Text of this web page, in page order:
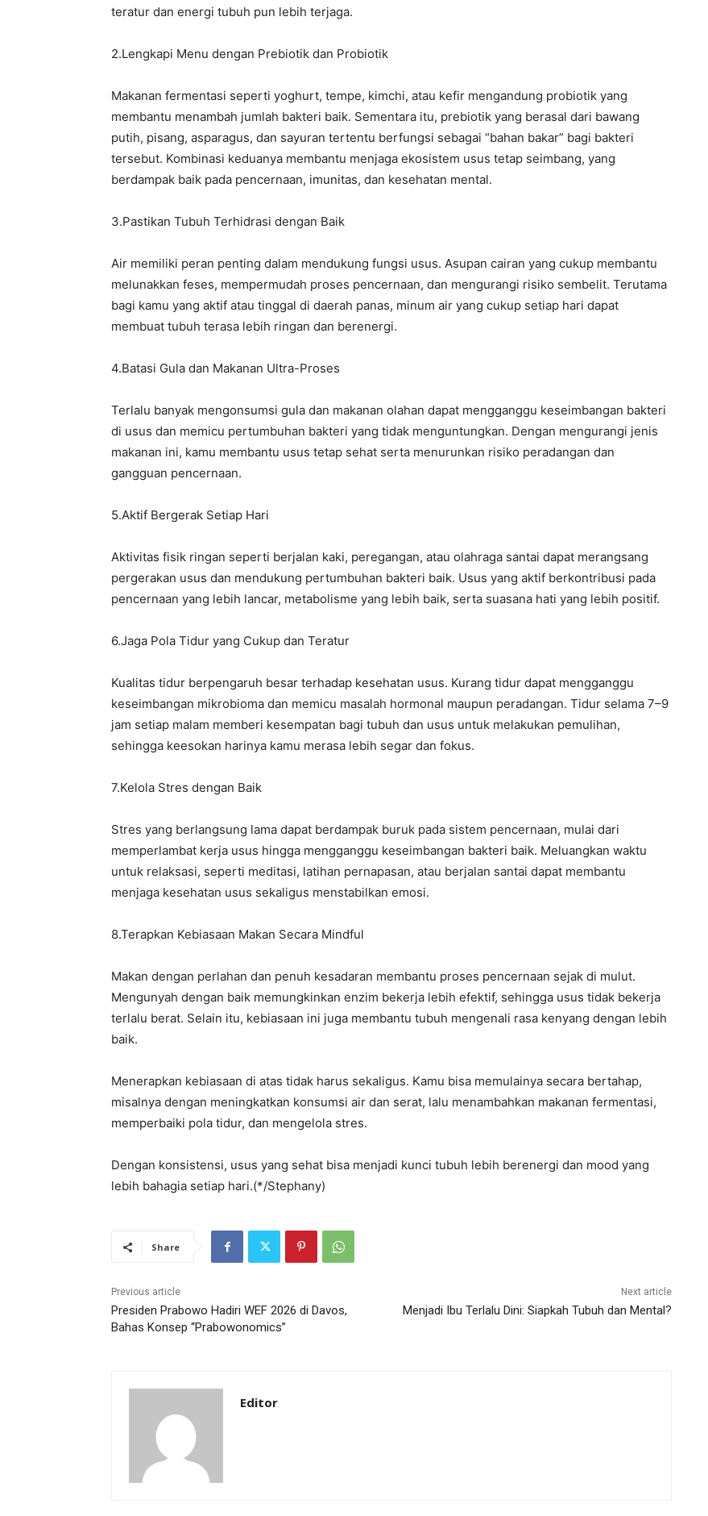
teratur dan energi tubuh pun lebih terjaga.
‎2.Lengkapi Menu dengan Prebiotik dan Probiotik
‎Makanan fermentasi seperti yoghurt, tempe, kimchi, atau kefir mengandung probiotik yang
membantu menambah jumlah bakteri baik. Sementara itu, prebiotik yang berasal dari bawang
putih, pisang, asparagus, dan sayuran tertentu berfungsi sebagai “bahan bakar” bagi bakteri
tersebut. Kombinasi keduanya membantu menjaga ekosistem usus tetap seimbang, yang
berdampak baik pada pencernaan, imunitas, dan kesehatan mental.
‎3.Pastikan Tubuh Terhidrasi dengan Baik
‎Air memiliki peran penting dalam mendukung fungsi usus. Asupan cairan yang cukup membantu
melunakkan feses, mempermudah proses pencernaan, dan mengurangi risiko sembelit. Terutama
bagi kamu yang aktif atau tinggal di daerah panas, minum air yang cukup setiap hari dapat
membuat tubuh terasa lebih ringan dan berenergi.
‎4.Batasi Gula dan Makanan Ultra-Proses
‎Terlalu banyak mengonsumsi gula dan makanan olahan dapat mengganggu keseimbangan bakteri
di usus dan memicu pertumbuhan bakteri yang tidak menguntungkan. Dengan mengurangi jenis
makanan ini, kamu membantu usus tetap sehat serta menurunkan risiko peradangan dan
gangguan pencernaan.
‎5.Aktif Bergerak Setiap Hari
‎Aktivitas fisik ringan seperti berjalan kaki, peregangan, atau olahraga santai dapat merangsang
pergerakan usus dan mendukung pertumbuhan bakteri baik. Usus yang aktif berkontribusi pada
pencernaan yang lebih lancar, metabolisme yang lebih baik, serta suasana hati yang lebih positif.
‎6.Jaga Pola Tidur yang Cukup dan Teratur
‎Kualitas tidur berpengaruh besar terhadap kesehatan usus. Kurang tidur dapat mengganggu
keseimbangan mikrobioma dan memicu masalah hormonal maupun peradangan. Tidur selama 7–9
jam setiap malam memberi kesempatan bagi tubuh dan usus untuk melakukan pemulihan,
sehingga keesokan harinya kamu merasa lebih segar dan fokus.
‎7.Kelola Stres dengan Baik
‎Stres yang berlangsung lama dapat berdampak buruk pada sistem pencernaan, mulai dari
memperlambat kerja usus hingga mengganggu keseimbangan bakteri baik. Meluangkan waktu
untuk relaksasi, seperti meditasi, latihan pernapasan, atau berjalan santai dapat membantu
menjaga kesehatan usus sekaligus menstabilkan emosi.
‎8.Terapkan Kebiasaan Makan Secara Mindful
‎Makan dengan perlahan dan penuh kesadaran membantu proses pencernaan sejak di mulut.
Mengunyah dengan baik memungkinkan enzim bekerja lebih efektif, sehingga usus tidak bekerja
terlalu berat. Selain itu, kebiasaan ini juga membantu tubuh mengenali rasa kenyang dengan lebih
baik.
‎Menerapkan kebiasaan di atas tidak harus sekaligus. Kamu bisa memulainya secara bertahap,
misalnya dengan meningkatkan konsumsi air dan serat, lalu menambahkan makanan fermentasi,
memperbaiki pola tidur, dan mengelola stres.
Dengan konsistensi, usus yang sehat bisa menjadi kunci tubuh lebih berenergi dan mood yang
lebih bahagia setiap hari.(*/Stephany)
Share
Previous article
Presiden Prabowo Hadiri WEF 2026 di Davos,
Bahas Konsep “Prabowonomics”
Next article
Menjadi Ibu Terlalu Dini: Siapkah Tubuh dan Mental?
Editor